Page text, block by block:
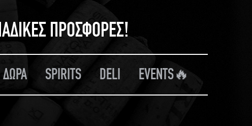
ΠΡΟΣΦΟΡΕΣ!
ΔΩΡΑ SPIRITS DELI EVENTS🔥